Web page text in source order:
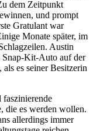
dem Zeitpunkt
und prompt
Gratulant war
Monate später, im
Austin
Snap-Kit-Auto auf der
es seiner Besitzerin
die es werden wollen.
allerdings immer